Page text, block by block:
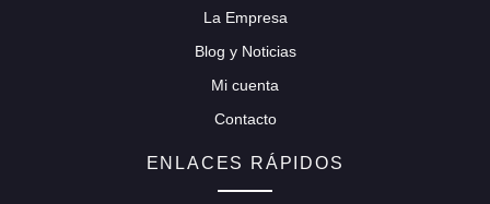
La Empresa
Blog y Noticias
Mi cuenta
Contacto
ENLACES RÁPIDOS